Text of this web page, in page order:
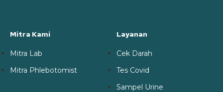
Mitra Kami
Mitra Lab
Mitra Phlebotomist
Layanan
Cek Darah
Tes Covid
Sampel Urine